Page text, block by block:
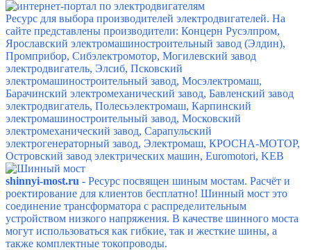
Ресурс для выбора производителей электродвигателей. На
сайте представлены производители: Концерн Русэлпром,
Ярославский электромашиностроительный завод (Элдин),
Промприбор, Сибэлектромотор, Могилевский завод
электродвигатель, Элсиб, Псковский
электромашиностроительный завод, Мосэлектромаш,
Барачинский электромеханический завод, Бавленский завод
электродвигатель, Полесьэлектромаш, Карпинский
электромашиностроительный завод, Московский
электромеханический завод, Сарапульский
электрогенераторный завод, Электромаш, КРОСНА-МОТОР,
Островский завод электрических машин, Euromotori, KEB
shinnyi-most.ru - Ресурс посвящен шиным мостам. Расчёт и
роектирование для клиентов бесплатно! Шинный мост это
соединение трансформатора с распределительным
устройством низкого напряжения. В качестве шинного моста
могут использоваться как гибкие, так и жесткие шины, а
также комплектные токопроводы.